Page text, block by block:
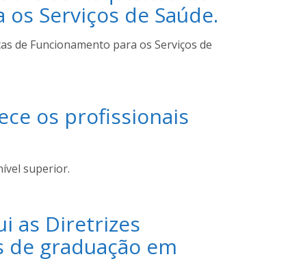
Serviços de Saúde.
de Funcionamento para os Serviços de
os profissionais
superior.
as Diretrizes
graduação em